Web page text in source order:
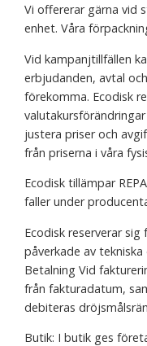
Vi offererar gärna vid
enhet. Våra
Vid kampanjtillfällen
erbjudanden, avtal
förekomma. Ecodisk
justera priser och
från priserna i våra
Ecodisk tillämpar
faller under
Ecodisk reserverar
påverkade av
Betalning Vid
från fakturadatum,
debiteras
Butik: I butik ges